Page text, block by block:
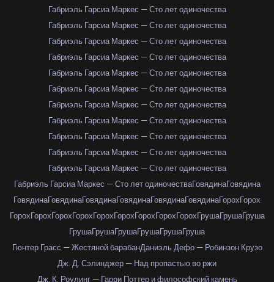
Габриэль Гарсиа Маркес — Сто лет одиночества
Габриэль Гарсиа Маркес — Сто лет одиночества
Габриэль Гарсиа Маркес — Сто лет одиночества
Габриэль Гарсиа Маркес — Сто лет одиночества
Габриэль Гарсиа Маркес — Сто лет одиночества
Габриэль Гарсиа Маркес — Сто лет одиночества
Габриэль Гарсиа Маркес — Сто лет одиночества
Габриэль Гарсиа Маркес — Сто лет одиночества
Габриэль Гарсиа Маркес — Сто лет одиночества
Габриэль Гарсиа Маркес — Сто лет одиночества
Габриэль Гарсиа Маркес — Сто лет одиночества
Габриэль Гарсиа Маркес — Сто лет одиночестваГовядинаГовядина
ГовядинаГовядинаГовядинаГовядинаГовядинаГовядинаГорохГорох
ГорохГорохГорохГорохГорохГорохГорохГорохГорохГрушаГрушаГруша
ГрушаГрушаГрушаГрушаГрушаГруша
Гюнтер Грасс — Жестяной барабанДаниэль Дефо — Робинзон Крузо
Дж. Д. Сэлинджер — Над пропастью во ржи
Дж. К. Роулинг — Гарри Поттер и философский камень